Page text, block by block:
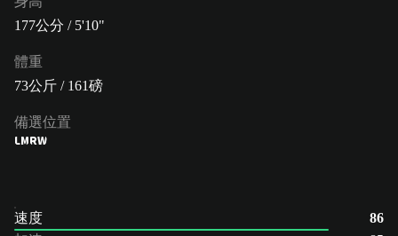
177公分 / 5'10"
體重
73公斤 / 161磅
備選位置
LMRW
速度
86